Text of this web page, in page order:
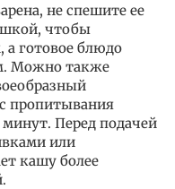
не спешите ее
чтобы
а готовое блюдо
Можно также
пропитывания
Перед подачей
или
кашу более